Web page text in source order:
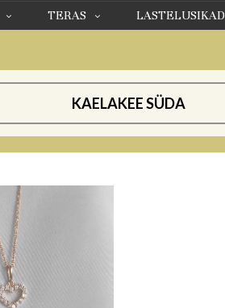
TERAS LASTELUSIKAD
KAELAKEE SÜDA